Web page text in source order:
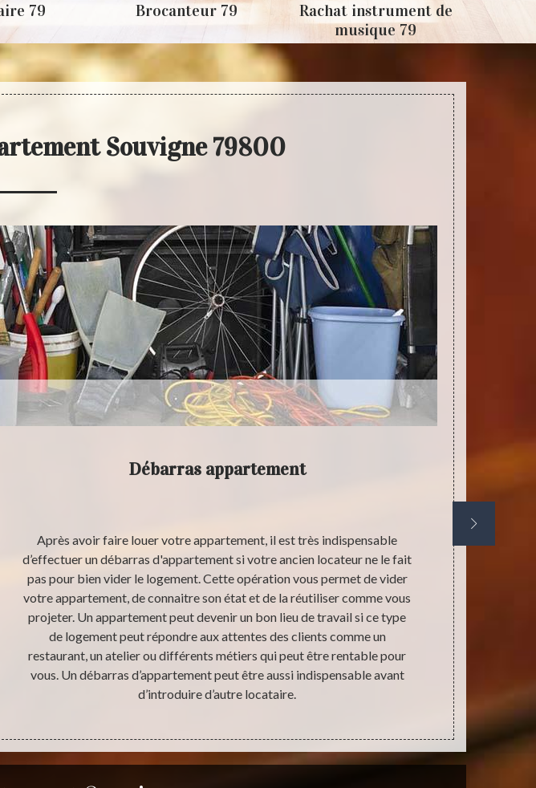
79 Brocanteur 79
Rachat instrument de
musique 79
Souvigne 79800
Débarras appartement
Après avoir faire louer votre appartement, il est très indispensable
d’effectuer un débarras d'appartement si votre ancien locateur ne le fait
pas pour bien vider le logement. Cette opération vous permet de vider
votre appartement, de connaitre son état et de la réutiliser comme vous
projeter. Un appartement peut devenir un bon lieu de travail si ce type
de logement peut répondre aux attentes des clients comme un
restaurant, un atelier ou différents métiers qui peut être rentable pour
vous. Un débarras d’appartement peut être aussi indispensable avant
d’introduire d’autre locataire.